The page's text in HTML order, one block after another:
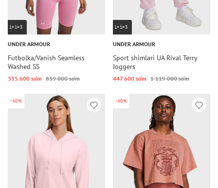
1+1=3
UNDER ARMOUR
Futbolka/Vanish Seamless
Washed SS
335 600 so‘m 839 000 so‘m
1+1=3
UNDER ARMOUR
Sport shimlari UA Rival Terry
Joggers
447 600 so‘m 1 119 000 so‘m
-60% -60%